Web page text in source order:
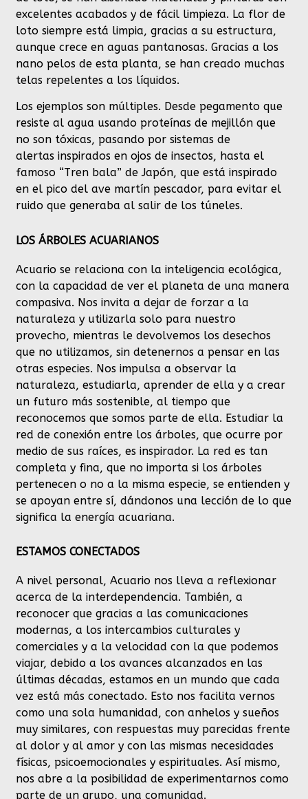
excelentes acabados y de fácil limpieza. La flor de
loto siempre está limpia, gracias a su estructura,
aunque crece en aguas pantanosas. Gracias a los
nano pelos de esta planta, se han creado muchas
telas repelentes a los líquidos.
Los ejemplos son múltiples. Desde pegamento que
resiste al agua usando proteínas de mejillón que
no son tóxicas, pasando por sistemas de
alertas inspirados en ojos de insectos, hasta el
famoso “Tren bala” de Japón, que está inspirado
en el pico del ave martín pescador, para evitar el
ruido que generaba al salir de los túneles.
LOS ÁRBOLES ACUARIANOS
Acuario se relaciona con la inteligencia ecológica,
con la capacidad de ver el planeta de una manera
compasiva. Nos invita a dejar de forzar a la
naturaleza y utilizarla solo para nuestro
provecho, mientras le devolvemos los desechos
que no utilizamos, sin detenernos a pensar en las
otras especies. Nos impulsa a observar la
naturaleza, estudiarla, aprender de ella y a crear
un futuro más sostenible, al tiempo que
reconocemos que somos parte de ella. Estudiar la
red de conexión entre los árboles, que ocurre por
medio de sus raíces, es inspirador. La red es tan
completa y fina, que no importa si los árboles
pertenecen o no a la misma especie, se entienden y
se apoyan entre sí, dándonos una lección de lo que
significa la energía acuariana.
ESTAMOS CONECTADOS
A nivel personal, Acuario nos lleva a reflexionar
acerca de la interdependencia. También, a
reconocer que gracias a las comunicaciones
modernas, a los intercambios culturales y
comerciales y a la velocidad con la que podemos
viajar, debido a los avances alcanzados en las
últimas décadas, estamos en un mundo que cada
vez está más conectado. Esto nos facilita vernos
como una sola humanidad, con anhelos y sueños
muy similares, con respuestas muy parecidas frente
al dolor y al amor y con las mismas necesidades
físicas, psicoemocionales y espirituales. Así mismo,
nos abre a la posibilidad de experimentarnos como
parte de un grupo, una comunidad.